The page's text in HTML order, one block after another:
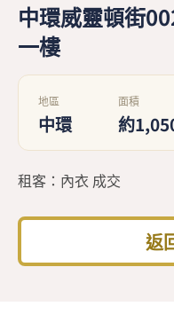
中環威靈頓街
一樓
地區
中環
面積
約
租客：內衣 成交
返